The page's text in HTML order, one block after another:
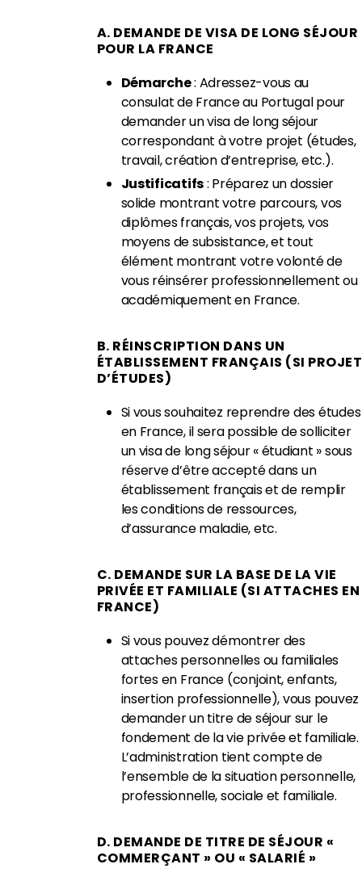
A. DEMANDE DE VISA DE LONG SÉJOUR
POUR LA FRANCE
Démarche: Adressez-vous au
consulat de France au Portugal pour
demander un visa de long séjour
correspondant à votre projet (études,
travail, création d’entreprise, etc.).
Justificatifs: Préparez un dossier
solide montrant votre parcours, vos
diplômes français, vos projets, vos
moyens de subsistance, et tout
élément montrant votre volonté de
vous réinsérer professionnellement ou
académiquement en France.
B. RÉINSCRIPTION DANS UN
ÉTABLISSEMENT FRANÇAIS (SI PROJET
D’ÉTUDES)
Si vous souhaitez reprendre des études
en France, il sera possible de solliciter
un visa de long séjour « étudiant » sous
réserve d’être accepté dans un
établissement français et de remplir
les conditions de ressources,
d’assurance maladie, etc.
C. DEMANDE SUR LA BASE DE LA VIE
PRIVÉE ET FAMILIALE (SI ATTACHES EN
FRANCE)
Si vous pouvez démontrer des
attaches personnelles ou familiales
fortes en France (conjoint, enfants,
insertion professionnelle), vous pouvez
demander un titre de séjour sur le
fondement de la vie privée et familiale.
L’administration tient compte de
l’ensemble de la situation personnelle,
professionnelle, sociale et familiale.
D. DEMANDE DE TITRE DE SÉJOUR «
COMMERÇANT » OU « SALARIÉ »